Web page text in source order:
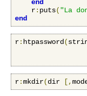
end
    r
: puts( "La
end
r: htpassword(
r:mkdir(dir [,